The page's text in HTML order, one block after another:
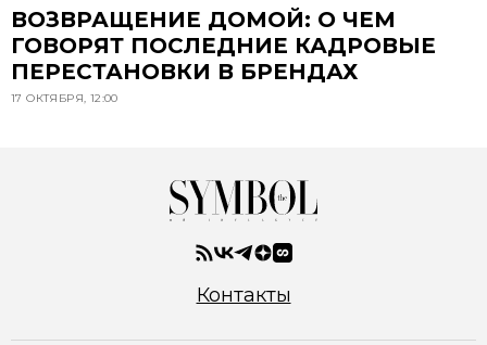
ВОЗВРАЩЕНИЕ ДОМОЙ: О ЧЕМ
ГОВОРЯТ ПОСЛЕДНИЕ КАДРОВЫЕ
ПЕРЕСТАНОВКИ В БРЕНДАХ
17 ОКТЯБРЯ, 12:00
Контакты